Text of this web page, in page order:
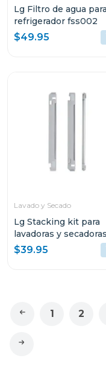
Lg Filtro de agua para
refrigerador fss002
$49.95
Lavado y Secado
Lg Stacking kit para
lavadoras y secadoras
tds270
$39.95
1 2